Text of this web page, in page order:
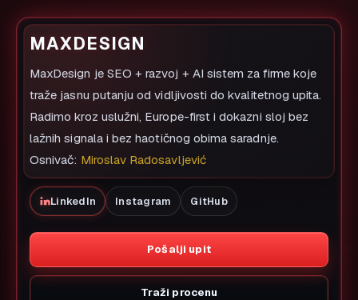
MAXDESIGN
MaxDesign je SEO + razvoj + AI sistem za firme koje
traže jasnu putanju od vidljivosti do kvalitetnog upita.
Radimo kroz uslužni, Europe-first i dokazni sloj bez
lažnih signala i bez haotičnog obima saradnje.
Osnivač: Miroslav Radosavljević
LinkedIn Instagram GitHub
Pošalji upit
Traži procenu